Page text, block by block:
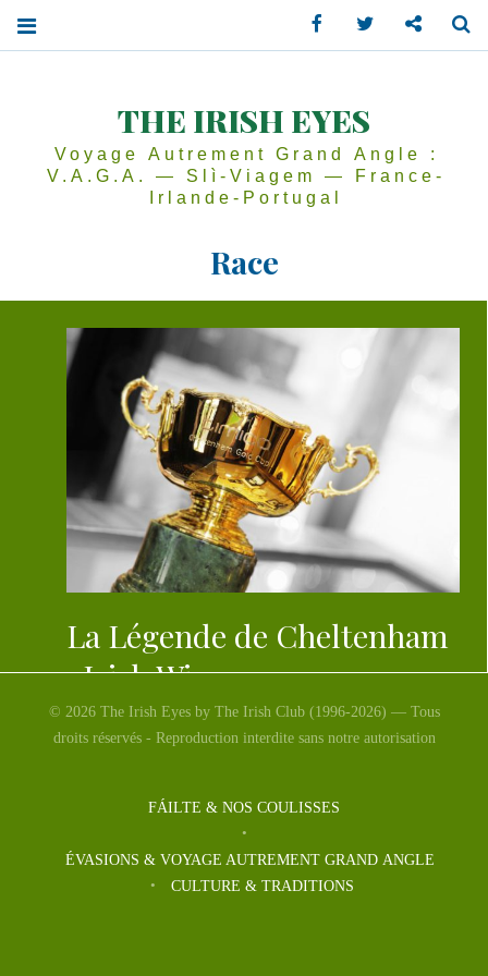
THE IRISH EYES
Voyage Autrement Grand Angle :
V.A.G.A. — Slì-Viagem — France-
Irlande-Portugal
Race
La Légende de Cheltenham
: Irish Winner
© 2026 The Irish Eyes by The Irish Club (1996-2026) — Tous
droits réservés - Reproduction interdite sans notre autorisation
FÁILTE & NOS COULISSES
ÉVASIONS & VOYAGE AUTREMENT GRAND ANGLE
CULTURE & TRADITIONS
Facebook Twitter